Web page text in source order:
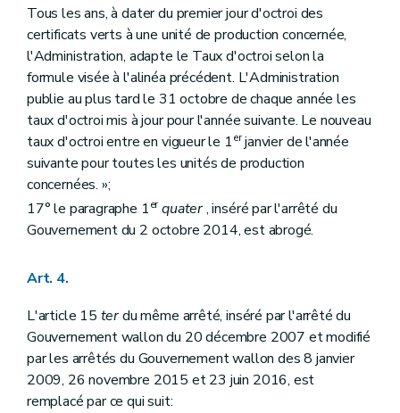
Tous les ans, à dater du premier jour d'octroi des
certificats verts à une unité de production concernée,
l'Administration, adapte le Taux d'octroi selon la
formule visée à l'alinéa précédent. L'Administration
publie au plus tard le 31 octobre de chaque année les
taux d'octroi mis à jour pour l'année suivante. Le nouveau
taux d'octroi entre en vigueur le 1erjanvier de l'année
suivante pour toutes les unités de production
concernées. »;
17° le paragraphe 1er quater, inséré par l'arrêté du
Gouvernement du 2 octobre 2014, est abrogé.
Art. 4.
L'article 15 terdu même arrêté, inséré par l'arrêté du
Gouvernement wallon du 20 décembre 2007 et modifié
par les arrêtés du Gouvernement wallon des 8 janvier
2009, 26 novembre 2015 et 23 juin 2016, est
remplacé par ce qui suit: